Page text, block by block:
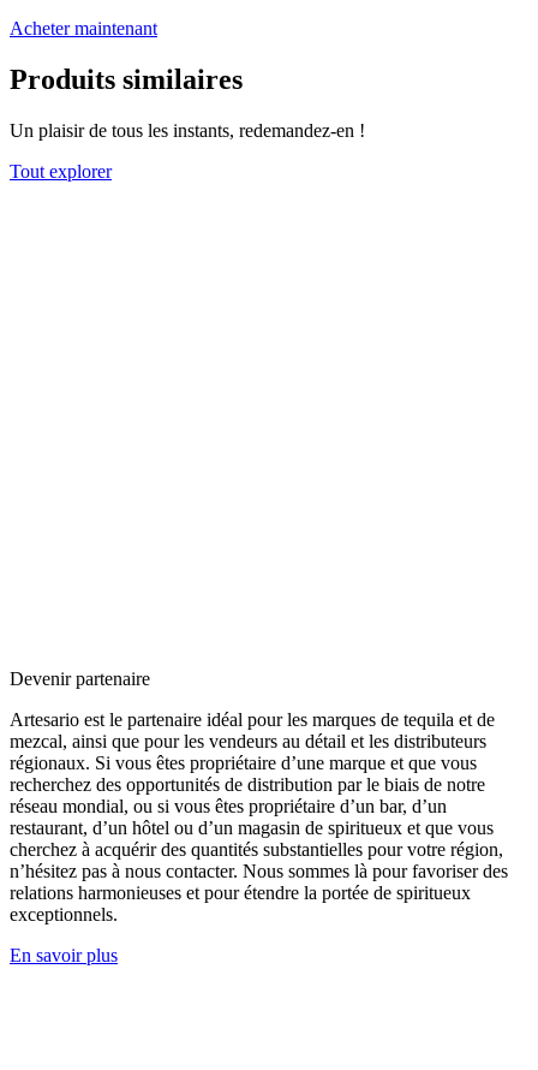
Acheter maintenant
Produits similaires
Un plaisir de tous les instants, redemandez-en !
Tout explorer
Devenir partenaire
Artesario est le partenaire idéal pour les marques de tequila et de
mezcal, ainsi que pour les vendeurs au détail et les distributeurs
régionaux. Si vous êtes propriétaire d’une marque et que vous
recherchez des opportunités de distribution par le biais de notre
réseau mondial, ou si vous êtes propriétaire d’un bar, d’un
restaurant, d’un hôtel ou d’un magasin de spiritueux et que vous
cherchez à acquérir des quantités substantielles pour votre région,
n’hésitez pas à nous contacter. Nous sommes là pour favoriser des
relations harmonieuses et pour étendre la portée de spiritueux
exceptionnels.
En savoir plus